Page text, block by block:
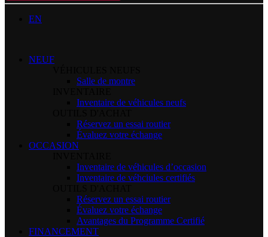
EN
NEUF
Salle de montre
Inventaire de véhicules neufs
Réservez un essai routier
Évaluez votre échange
OCCASION
Inventaire de véhicules d’occasion
Inventaire de véhciules certifiés
Réservez un essai routier
Évaluez votre échange
Avantages du Programme Certifié
FINANCEMENT